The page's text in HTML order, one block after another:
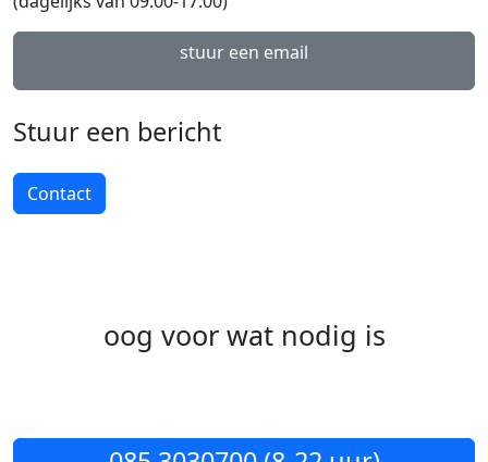
stuur een email
Stuur een bericht
Contact
oog voor wat nodig is